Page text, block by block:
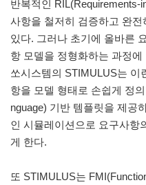
반복적인 RIL(Requirements-
사항을 철저히 검증하고 완
있다. 그러나 초기에 올바른
항 모델을 정형화하는 과정
쏘시스템의 STIMULUS는 이
항을 모델 형태로 손쉽게 정
nguage) 기반 템플릿을 제공
인 시뮬레이션으로 요구사항
게 한다.
또 STIMULUS는